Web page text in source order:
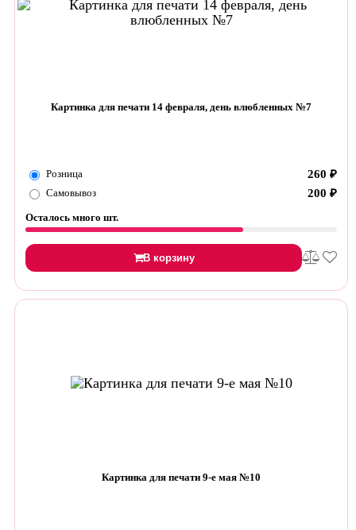
Картинка для печати 14 февраля, день влюбленных №7
Розница 260 ₽
Самовывоз 200 ₽
Осталось много шт.
В корзину
Картинка для печати 9-е мая №10